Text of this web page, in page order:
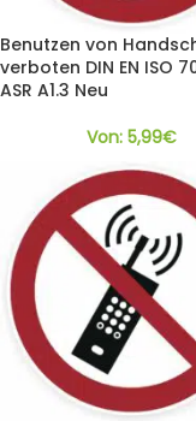
Benutzen von
verboten DIN EN ISO
ASR A1.3 Neu
Von: 5,99€